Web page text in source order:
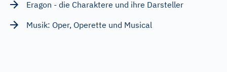
Eragon - die Charaktere und ihre Darsteller
Musik: Oper, Operette und Musical